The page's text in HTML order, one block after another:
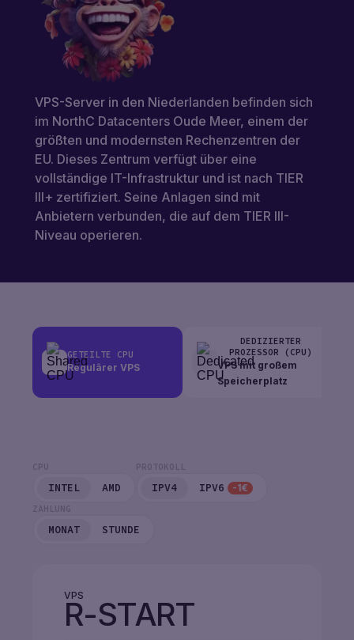
GÜNSTIGE
VPS
LASTVERTEILER
VPC
MARKTPLATZ
GER
ENG
UKR
POL
RUS
(€)
EUR
(€)EUR
(₴)UAH
($)USD
(DIN.)RSD
EINLOGGEN
VPS-Server in den Niederlanden befinden sich
im NorthC Datacenters Oude Meer, einem der
größten und modernsten Rechenzentren der
EU. Dieses Zentrum verfügt über eine
vollständige IT-Infrastruktur und ist nach TIER
III+ zertifiziert. Seine Anlagen sind mit
Anbietern verbunden, die auf dem TIER III-
Niveau operieren.
GETEILTE CPU
Regulärer VPS
DEDIZIERTER
PROZESSOR (CPU)
VPS mit großem
Speicherplatz
CPU
INTEL AMD
PROTOKOLL
IPV4 IPV6 -1€
ZAHLUNG
MONAT STUNDE
VPS
R-START